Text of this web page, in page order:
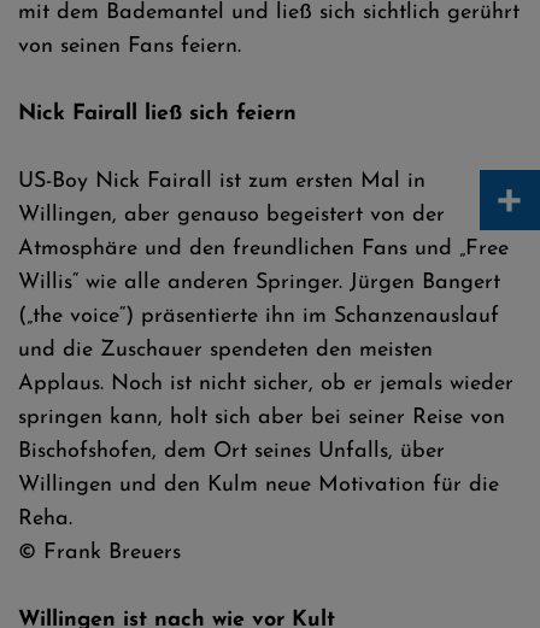
mit dem Bademantel und ließ sich sichtlich gerührt
von seinen Fans feiern.
Nick Fairall ließ sich feiern
US-Boy Nick Fairall ist zum ersten Mal in
Willingen, aber genauso begeistert von der
Atmosphäre und den freundlichen Fans und „Free
Willis“ wie alle anderen Springer. Jürgen Bangert
(„the voice“) präsentierte ihn im Schanzenauslauf
und die Zuschauer spendeten den meisten
Applaus. Noch ist nicht sicher, ob er jemals wieder
springen kann, holt sich aber bei seiner Reise von
Bischofshofen, dem Ort seines Unfalls, über
Willingen und den Kulm neue Motivation für die
Reha.
© Frank Breuers
Willingen ist nach wie vor Kult
+